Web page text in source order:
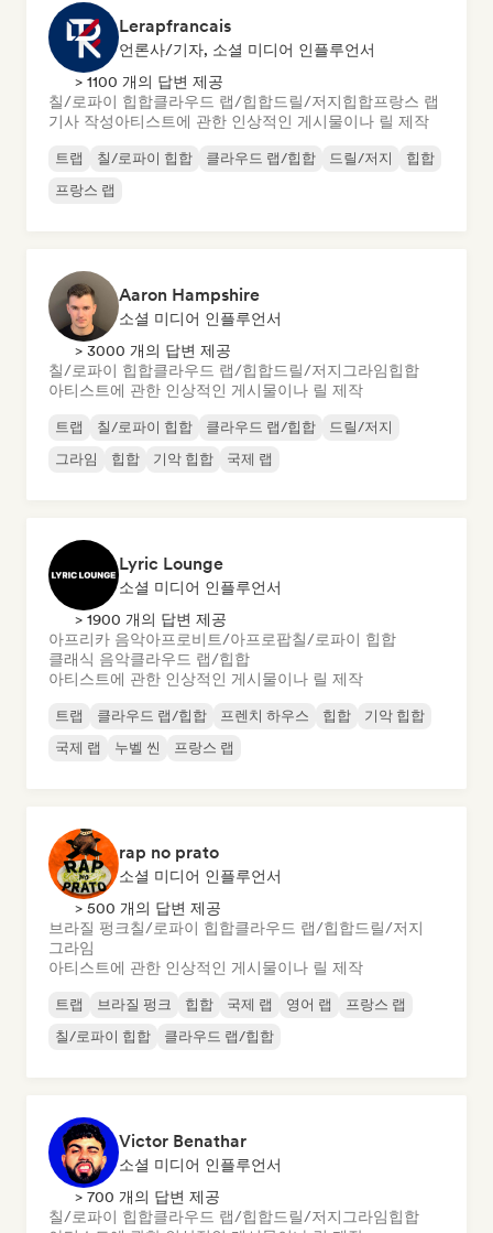
Lerapfrancais
언론사/기자, 소셜 미디어 인플루언서
> 1100 개의 답변 제공
칠/로파이 힙합클라우드 랩/힙합드릴/저지힙합프랑스 랩
기사 작성아티스트에 관한 인상적인 게시물이나 릴 제작
트랩 칠/로파이 힙합 클라우드 랩/힙합 드릴/저지
힙합
프랑스 랩
Aaron Hampshire
소셜 미디어 인플루언서
> 3000 개의 답변 제공
칠/로파이 힙합클라우드 랩/힙합드릴/저지 그라임힙합
아티스트에 관한 인상적인 게시물이나 릴 제작
트랩 칠/로파이 힙합 클라우드 랩/힙합
드릴/저지
그라임
힙합 기악 힙합 국제 랩
Lyric Lounge
소셜 미디어 인플루언서
> 1900 개의 답변 제공
아프리카 음악아프로비트/아프로팝칠/로파이 힙합
클래식 음악클라우드 랩/힙합
아티스트에 관한 인상적인 게시물이나 릴 제작
트랩 클라우드 랩/힙합 프렌치 하우스 힙합
기악 힙합
국제 랩
누벨 씬 프랑스 랩
rap no prato
소셜 미디어 인플루언서
> 500 개의 답변 제공
브라질 펑크칠/로파이 힙합클라우드 랩/힙합드릴/저지
그라임
아티스트에 관한 인상적인 게시물이나 릴 제작
트랩 브라질 펑크 힙합 국제 랩 영어 랩
프랑스 랩
칠/로파이 힙합
클라우드 랩/힙합
Victor Benathar
소셜 미디어 인플루언서
> 700 개의 답변 제공
칠/로파이 힙합클라우드 랩/힙합드릴/저지 그라임힙합